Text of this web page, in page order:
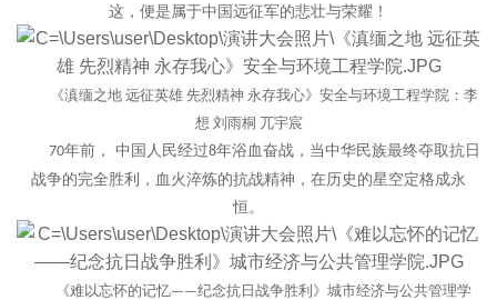
这，便是属于中国远征军的悲壮与荣耀！
《滇缅之地 远征英雄 先烈精神 永存我心》安全与环境工程学院：李
想 刘 雨桐 兀宇宸
70年前， 中国人民经过8年浴血奋战，当中华民族最终夺取抗日
战争的完全胜利，血火淬炼的抗战精神，在历史的星空定格成永
恒。
《难以忘怀的记忆——纪念抗日战争胜利》城市经济与公共管理学